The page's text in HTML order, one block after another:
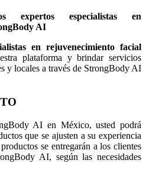
expertos especialistas en
AI
en rejuvenecimiento facial
plataforma y brindar servicios
y locales a través de StrongBody AI
AI en México, usted podrá
que se ajusten a su experiencia
se entregarán a los clientes
AI, según las necesidades